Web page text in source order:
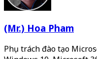
(Mr.) Hoa Pham
Phụ trách đào tạo